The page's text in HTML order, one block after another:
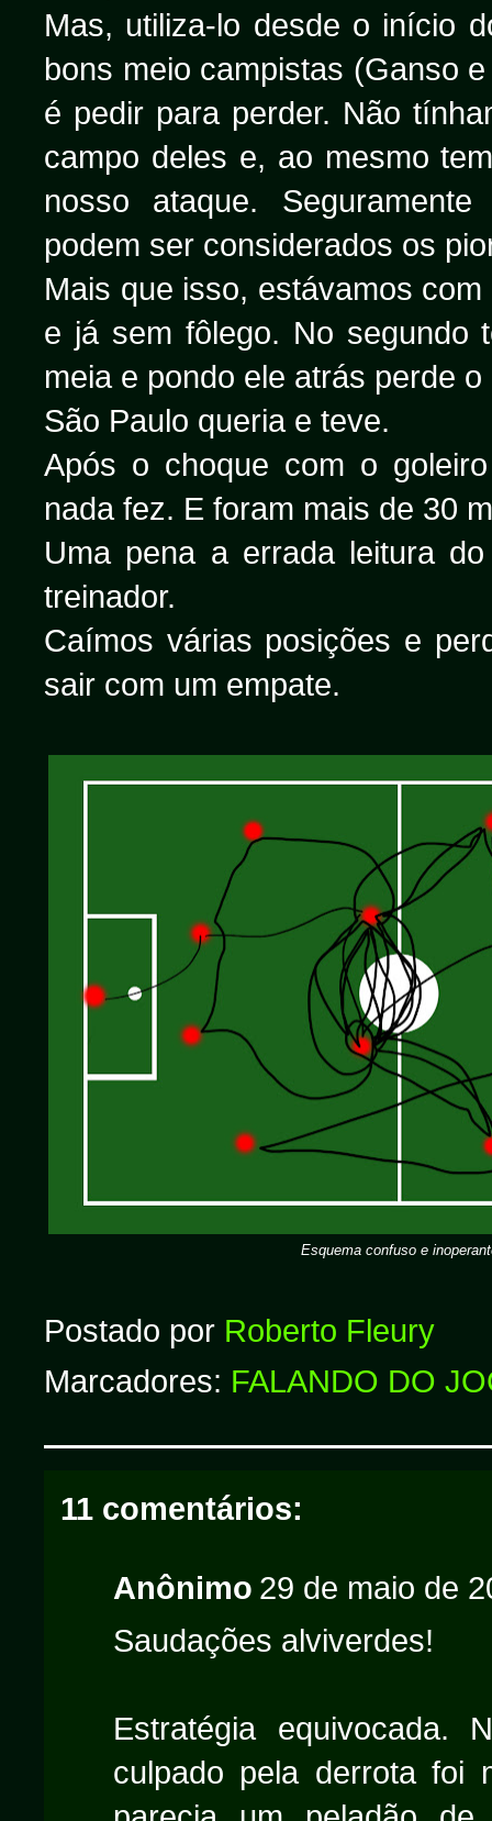
Mas, utiliza-lo desde o início
bons meio campistas (Ganso
é pedir para perder. Não
campo deles e, ao mesmo
nosso ataque.
podem ser considerados os
Mais que isso, estávamos
e já sem fôlego. No segundo
meia e pondo ele atrás perde
São Paulo queria e teve.
Após o choque com o
nada fez. E foram mais de 30
Uma pena a errada leitura
treinador.
Caímos várias posições e
sair com um empate.
Esquema confuso e
Postado por Roberto Fleury
Marcadores: FALANDO DO
11 comentários:
Anônimo 29 de maio de
Saudações alviverdes!
Estratégia equivocada.
culpado pela derrota foi